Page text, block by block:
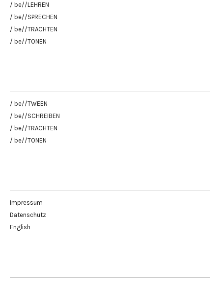
/ be//LEHREN
/ be//SPRECHEN
/ be//TRACHTEN
/ be//TONEN
/ be//TWEEN
/ be//SCHREIBEN
/ be//TRACHTEN
/ be//TONEN
Impressum
Datenschutz
English